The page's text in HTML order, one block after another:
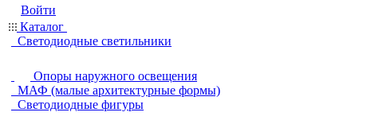
Войти
Каталог
Светодиодные светильники
Опоры наружного освещения
МАФ (малые архитектурные формы)
Светодиодные фигуры